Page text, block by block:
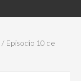
/ Episodio 10 de